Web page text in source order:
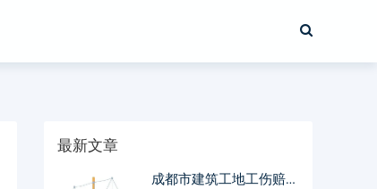
最新文章
成都市建筑工地工伤赔偿